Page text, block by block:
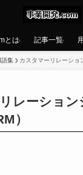
とは 記事一覧
語集 カスタマーリレーショ
レーショ
）